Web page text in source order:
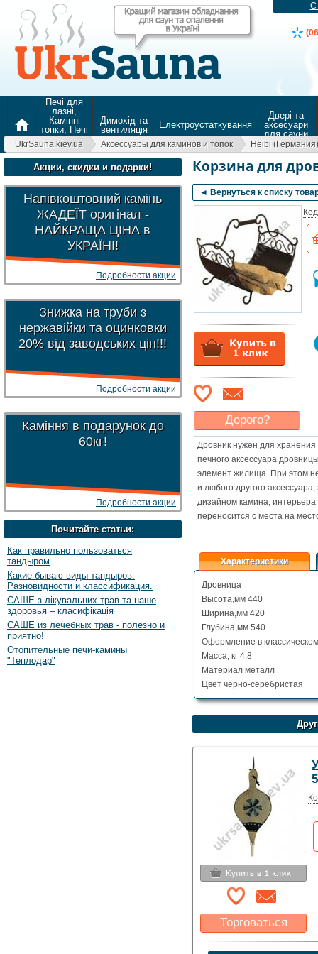
home
Печі для
лазні,
Камінні
топки, Печі
для
опалення
Димохід та
вентиляція
Електроустаткування
Двері та
аксесуари
для сауни
UkrSauna.kiev.ua Аксессуары для каминов и топок Heibi (Германия)
Акции, скидки и подарки!
Напівкоштовний камінь
ЖАДЕЇТ оригінал -
НАЙКРАЩА ЦІНА в
УКРАЇНІ!
Подробности акции
Знижка на труби з
нержавійки та оцинковки
20% від заводських цін!!!
Подробности акции
Каміння в подарунок до
60кг!
Подробности акции
Почитайте статьи:
Как правильно пользоваться
тандыром
Какие бываю виды тандыров.
Разновидности и классификация.
САШЕ з лікувальних трав та наше
здоровья – класифікація
САШЕ из лечебных трав - полезно и
приятно!
Отопительные печи-камины
"Теплодар"
Корзина для
◄ Вернуться к списку
Дорого?
Какая ценамогла бы
Васустроить ?
Указать цену
Дровник нужен для
печного аксессуара
элемент жилища. При этом
и любого другого
дизайном камина,
переносится с места на
Характеристики
Дровница
Высота,мм 440
Ширина,мм 420
Глубина,мм 540
Оформление в
Масса, кг 4,8
Материал металл
Цвет чёрно-серебристая
Торговаться
Какая цена Вас